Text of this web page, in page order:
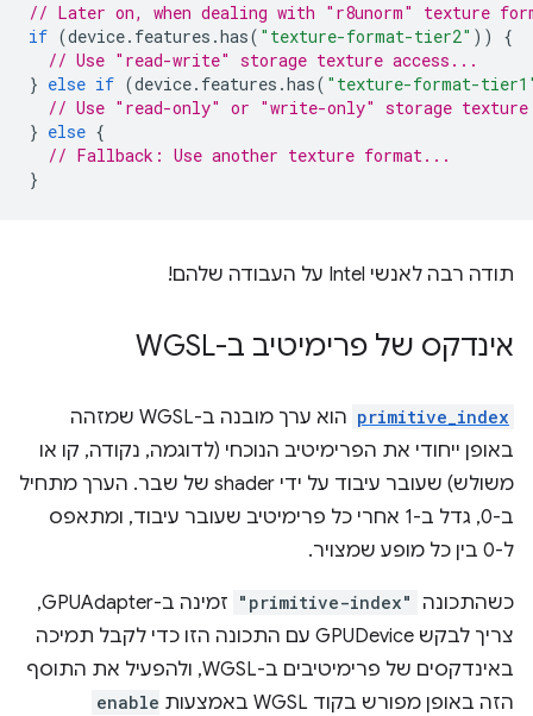
// Later on, when dealing with "r8unorm" texture
if (device. features .has( "texture-format-tier2" ))
{
// Use "read-write" storage texture access...
} else if (device. features .has( "texture-format-
// Use "read-only" or "write-only" storage
} else {
// Fallback: Use another texture format...
}
תודה רבה לאנשי Intel על העבודה שלהם!
אינדקס של פרימיטיב ב-WGSL
primitive_index
הוא ערך מובנה ב-WGSL שמזהה
באופן ייחודי את הפרימיטיב הנוכחי (לדוגמה, נקודה, קו או
משולש) שעובר עיבוד על ידי shader של שבר. הערך מתחיל
ב-0, גדל ב-1 אחרי כל פרימיטיב שעובר עיבוד, ומתאפס
ל-0 בין כל מופע שמצויר.
כשהתכונה "primitive-index"
זמינה ב-GPUAdapter,
צריך לבקש GPUDevice עם התכונה הזו כדי לקבל תמיכה
באינדקסים של פרימיטיבים ב-WGSL, ולהפעיל את התוסף
הזה באופן מפורש בקוד WGSL באמצעות
enable